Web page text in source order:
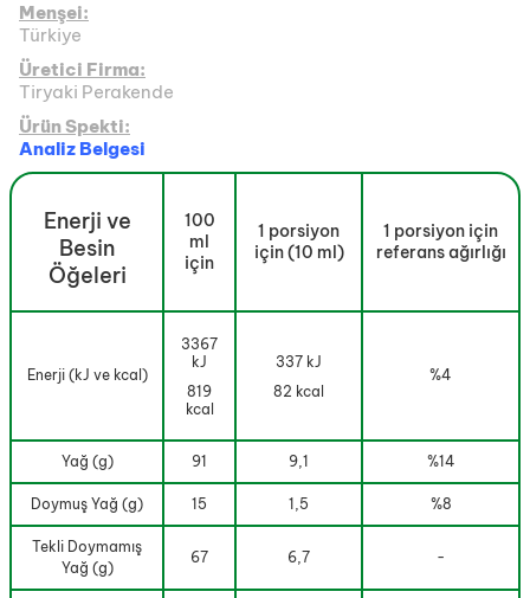
Menşei:
Türkiye
Üretici Firma:
Tiryaki Perakende
Ürün Spekti:
Analiz Belgesi
Enerji ve
Besin
Öğeleri
100
ml
için
1 porsiyon
için (10 ml)
1 porsiyon için
referans ağırlığı
Enerji (kJ ve kcal)
3367
kJ
819
kcal
337 kJ
82 kcal
%4
Yağ (g) 91 9,1 %14
Doymuş Yağ (g) 15 1,5 %8
Tekli Doymamış
Yağ (g)
67 6,7 -